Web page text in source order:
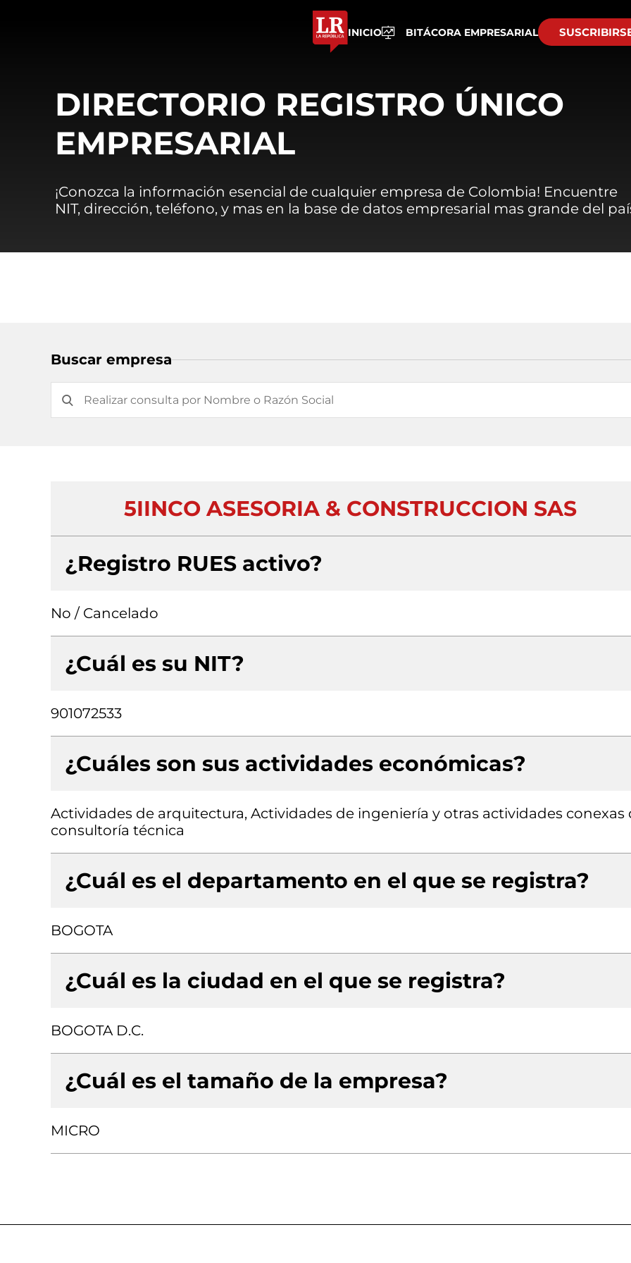
INICIO BITÁCORA EMPRESARIAL
DIRECTORIO REGISTRO ÚNICO
EMPRESARIAL
¡Conozca la información esencial de cualquier empresa de Colombia! Encuentre
NIT, dirección, teléfono, y mas en la base de datos empresarial mas grande del
Buscar empresa
5IINCO ASESORIA & CONSTRUCCION SAS
¿Registro RUES activo?
No / Cancelado
¿Cuál es su NIT?
901072533
¿Cuáles son sus actividades económicas?
Actividades de arquitectura, Actividades de ingeniería y otras actividades conexas
consultoría técnica
¿Cuál es el departamento en el que se registra?
BOGOTA
¿Cuál es la ciudad en el que se registra?
BOGOTA D.C.
¿Cuál es el tamaño de la empresa?
MICRO